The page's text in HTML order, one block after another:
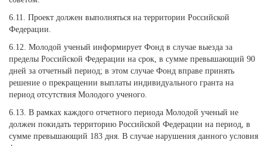
6.11. Проект должен выполняться на территории Российской
Федерации.
6.12. Молодой ученый информирует Фонд в случае выезда за
пределы Российской Федерации на срок, в сумме превышающий 90
дней за отчетный период; в этом случае Фонд вправе принять
решение о прекращении выплаты индивидуального гранта на
период отсутствия Молодого ученого.
6.13. В рамках каждого отчетного периода Молодой ученый не
должен покидать территорию Российской Федерации на период, в
сумме превышающий 183 дня. В случае нарушения данного условия